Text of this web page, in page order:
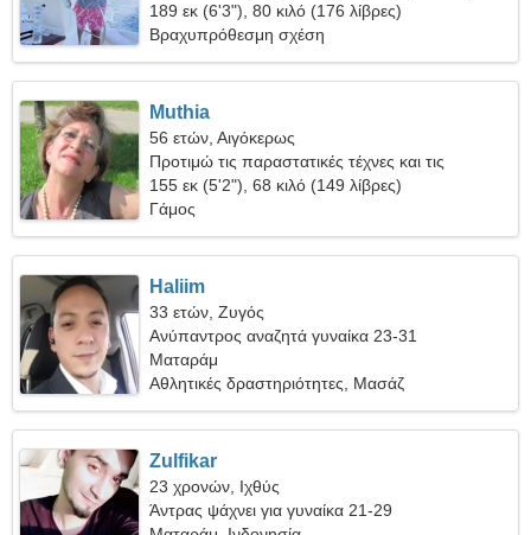
γυναίκα
189 εκ (6'3"), 80 κιλό (176 λίβρες)
Βραχυπρόθεσμη σχέση
Muthia
56 ετών, Αιγόκερως
Προτιμώ τις παραστατικές τέχνες και τις
υπαίθριες βόλτες
155 εκ (5'2"), 68 κιλό (149 λίβρες)
Γάμος
Haliim
33 ετών, Ζυγός
Ανύπαντρος αναζητά γυναίκα 23-31
Ματαράμ
Αθλητικές δραστηριότητες, Μασάζ
Zulfikar
23 χρονών, Ιχθύς
Άντρας ψάχνει για γυναίκα 21-29